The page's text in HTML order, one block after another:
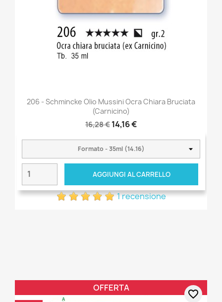
206 - Schmincke Olio Mussini Ocra Chiara Bruciata
(carnicino)
16,28 € 14,16 €
AGGIUNGI AL CARRELLO
1 recensione
OFFERTA
favorite_border